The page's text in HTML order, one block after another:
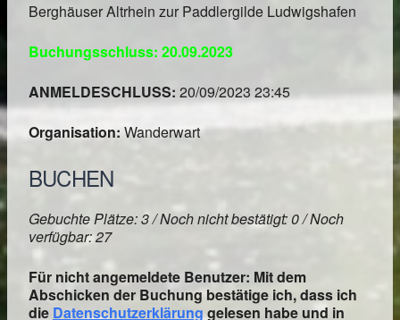
Berghäuser Altrhein zur Paddlergilde Ludwigshafen
Buchungsschluss: 20.09.2023
ANMELDESCHLUSS: 20/09/2023 23:45
Organisation:Wanderwart
BUCHEN
Gebuchte Plätze: 3 / Noch nicht bestätigt: 0 / Noch
verfügbar: 27
Für nicht angemeldete Benutzer: Mit dem
Abschicken der Buchung bestätige ich, dass ich
die Datenschutzerklärung gelesen habe und in